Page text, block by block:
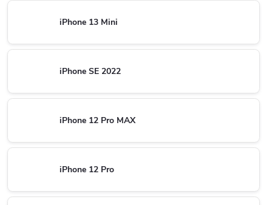
iPhone 13 Mini
iPhone SE 2022
iPhone 12 Pro MAX
iPhone 12 Pro